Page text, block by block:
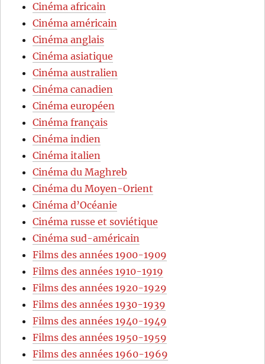
Cinéma africain
Cinéma américain
Cinéma anglais
Cinéma asiatique
Cinéma australien
Cinéma canadien
Cinéma européen
Cinéma français
Cinéma indien
Cinéma italien
Cinéma du Maghreb
Cinéma du Moyen-Orient
Cinéma d’Océanie
Cinéma russe et soviétique
Cinéma sud-américain
Films des années 1900-1909
Films des années 1910-1919
Films des années 1920-1929
Films des années 1930-1939
Films des années 1940-1949
Films des années 1950-1959
Films des années 1960-1969